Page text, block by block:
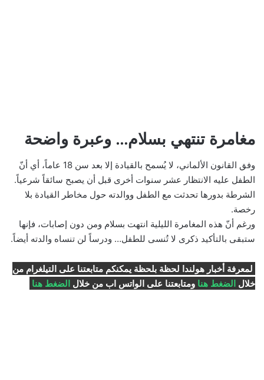
مغامرة تنتهي بسلام… وعبرة واضحة
وفق القانون الألماني، لا يُسمح بالقيادة إلا بعد سن 18 عاماً، أي أنّ
الطفل عليه الانتظار عشر سنوات أخرى قبل أن يصبح سائقاً شرعياً.
الشرطة بدورها تحدثت مع الطفل ووالدته حول مخاطر القيادة بلا
رخصة.
ورغم أنّ هذه المغامرة الليلية انتهت بسلام ومن دون إصابات، فإنها
ستبقى بالتأكيد ذكرى لا تُنسى للطفل… ودرساً لن تنساه والدته أيضاً.
لمعرفة أخبار هولندا لحظة بلحظة يمكنكم متابعتنا على التيلغرام من
خلال الضغط هنا ومتابعتنا على الواتس اب من خلال الضغط هنا